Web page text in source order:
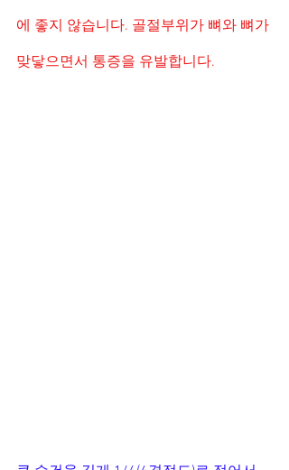
에 좋지 않습니다. 골절부위가 뼈와 뼈가
맞닿으면서 통증을 유발합니다.